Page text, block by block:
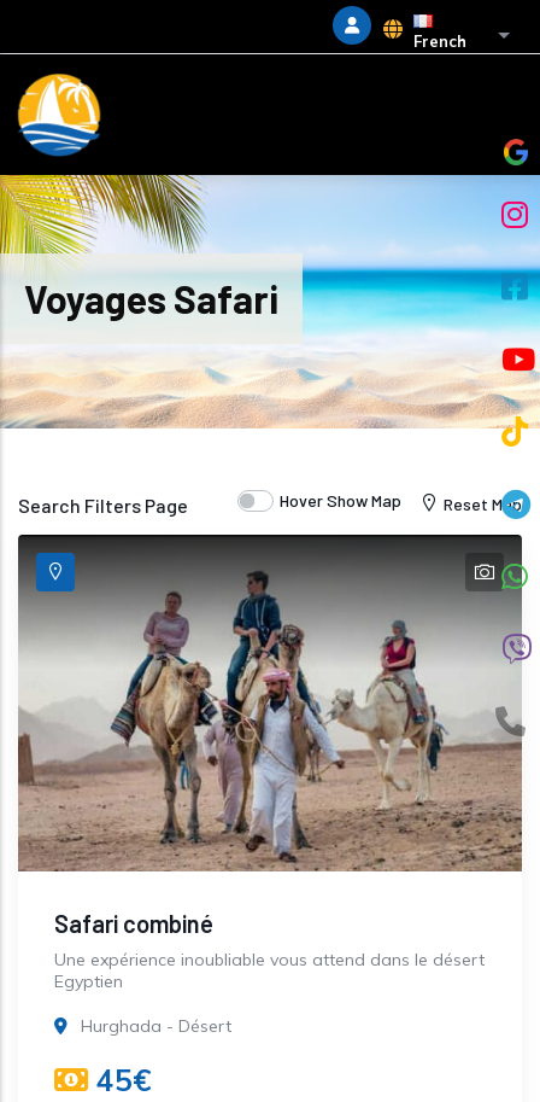
French
Voyages Safari
Search Filters Page Hover Show Map Reset Map
Safari combiné
Une expérience inoubliable vous attend dans le désert
Egyptien
Hurghada - Désert
45€